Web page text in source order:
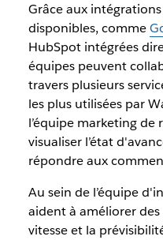
Grâce aux
disponibles, comme
HubSpot intégrées
équipes peuvent
travers plusieurs
les plus utilisées par
l’équipe marketing de
visualiser l’état
répondre aux
Au sein de l’équipe
aident à améliorer
vitesse et la